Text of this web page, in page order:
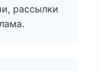
рассылки